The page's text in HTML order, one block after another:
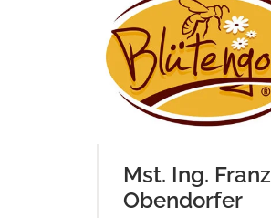
Mst. Ing. Franz
Obendorfer